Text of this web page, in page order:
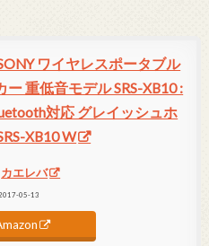
ワイヤレスポータブル
ー 重低音モデル SRS-XB10 :
対応 グレイッシュホ
XB10 W
カエレバ
05-13